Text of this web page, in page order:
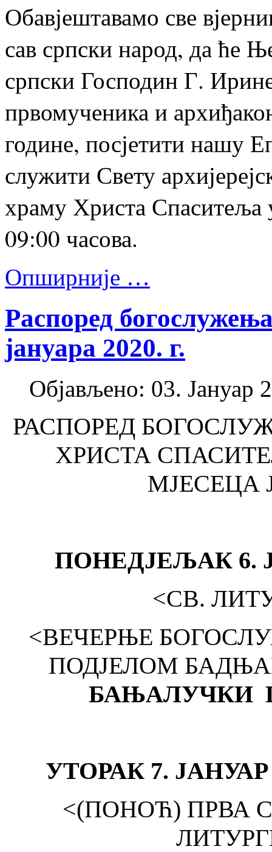
Обавјештавамо све
сав српски народ, да ће
српски Господин Г.
првомученика и
године, посјетити нашу
служити Свету
храму Христа Спаситеља
09:00 часова.
Опширније …
Распоред
јануара 2020. г.
Објављено: 03. Јануар
РАСПОРЕД
ХРИСТА
МЈЕСЕЦА
ПОНЕДЈЕЉАК 6.
<СВ.
<ВЕЧЕРЊЕ
ПОДЈЕЛОМ
БАЊАЛУЧКИ
УТОРАК 7.
<(ПОНОЋ) ПРВА